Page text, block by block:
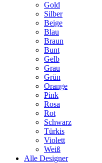
Gold
Silber
Beige
Blau
Braun
Bunt
Gelb
Grau
Grün
Orange
Pink
Rosa
Rot
Schwarz
Türkis
Violett
Weiß
Alle Designer